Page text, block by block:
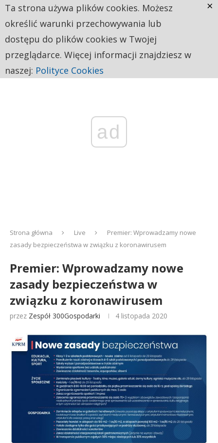
ad
Strona główna Live
Premier: Wprowadzamy nowe
zasady bezpieczeństwa w związku z koronawirusem
Premier: Wprowadzamy nowe
zasady bezpieczeństwa w
związku z koronawirusem
przez Zespół 300Gospodarki 4 listopada 2020
Ta strona używa plików cookies. Możesz
określić warunki przechowywania lub
dostępu do plików cookies w Twojej
przeglądarce. Więcej informacji znajdziesz w
naszej: Polityce Cookies
×